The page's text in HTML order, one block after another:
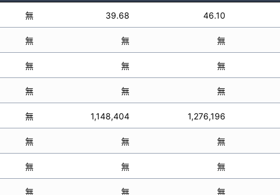
無 39.68 46.10
無 無 無
無 無 無
無 無 無
無 1,148,404 1,276,196
無 無 無
無 無 無
無 無 無